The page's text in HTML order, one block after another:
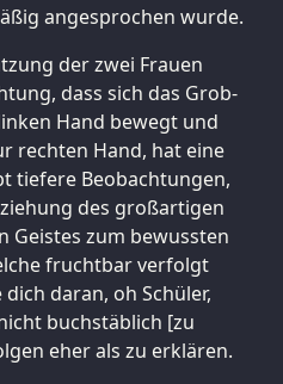
angesprochen wurde.
der zwei Frauen
dass sich das Grob-
Hand bewegt und
rechten Hand, hat eine
tiefere Beobachtungen,
des großartigen
Geistes zum bewussten
fruchtbar verfolgt
daran, oh Schüler,
buchstäblich [zu
eher als zu erklären.